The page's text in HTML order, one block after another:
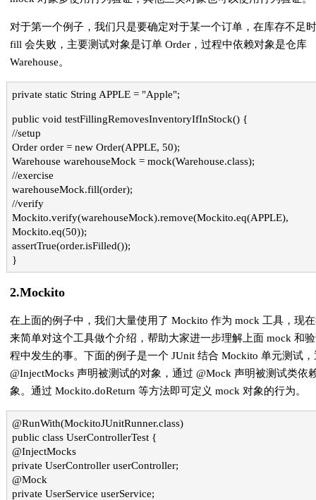
对于第一个例子，我们只是要确定对于某一个订单，在库存不足
fill 会失败，主要测试对象是订单 Order，过程中依赖对象是仓库
Warehouse。
private static String APPLE = "Apple";
public void testFillingRemovesInventoryIfInStock() {
//setup
Order order = new Order(APPLE, 50);
Warehouse warehouseMock = mock(Warehouse.class);
//exercise
warehouseMock.fill(order);
//verify
Mockito.verify(warehouseMock).remove(Mockito.eq(APPLE),
Mockito.eq(50));
assertTrue(order.isFilled());
}
2.Mockito
在上面的例子中，我们大量使用了 Mockito 作为 mock 工具，现
来简单对这个工具做个介绍，帮助大家进一步理解上面 mock 和
程中发生的事。下面的例子是一个 JUnit 结合 Mockito 单元测试
@InjectMocks 声明被测试的对象，通过 @Mock 声明被测试类依
象。通过 Mockito.doReturn 等方法即可定义 mock 对象的行为。
@RunWith(MockitoJUnitRunner.class)
public class UserControllerTest {
@InjectMocks
private UserController userController;
@Mock
private UserService userService;